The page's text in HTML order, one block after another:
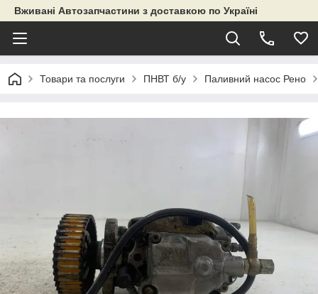
Вживані Автозапчастини з доставкою по Україні
Товари та послуги ПНВТ б/у Паливний насос Рено